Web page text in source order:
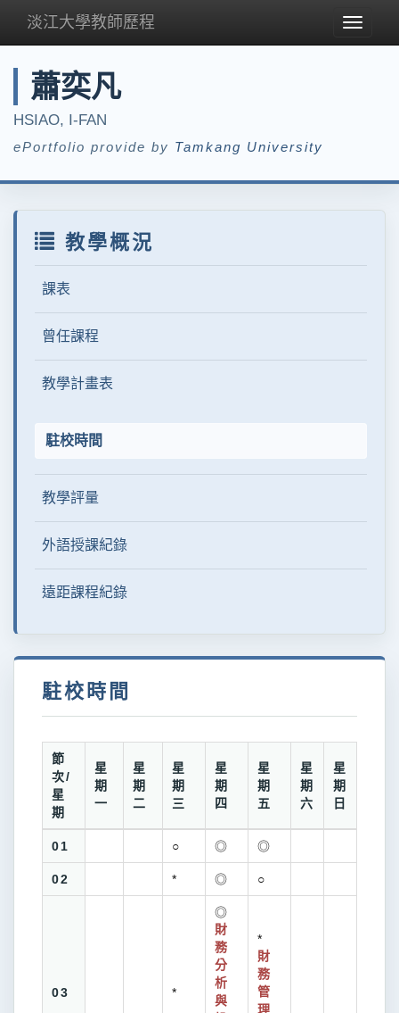
Toggle
淡江大學教師歷程
蕭奕凡
HSIAO, I-FAN
ePortfolio provide by Tamkang University
教學概況
課表
曾任課程
教學計畫表
駐校時間
教學評量
外語授課紀錄
遠距課程紀錄
駐校時間
節
次/
星
期
星
期
一
星
期
二
星
期
三
星
期
四
星
期
五
星
期
六
星
期
日
01 ○ ◎ ◎
02 * ◎ ○
03 *
◎
財
務
分
析
與
*
財
務
管
理